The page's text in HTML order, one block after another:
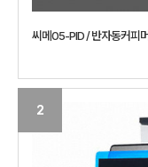
씨메05-PID / 반자동커피
2